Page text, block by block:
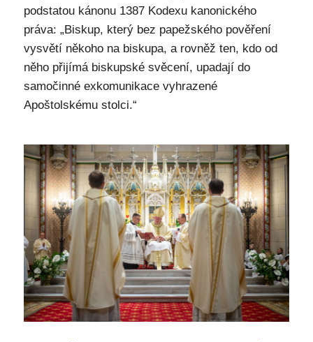
podstatou kánonu 1387 Kodexu kanonického
práva: „Biskup, který bez papežského pověření
vysvětí někoho na biskupa, a rovněž ten, kdo od
něho přijímá biskupské svěcení, upadají do
samočinné exkomunikace vyhrazené
Apoštolskému stolci.“